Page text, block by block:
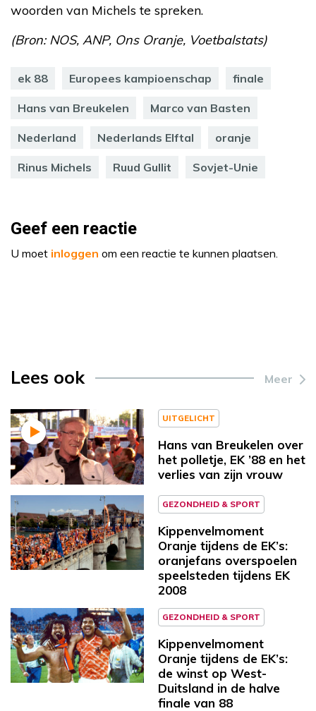
woorden van Michels te spreken.
(Bron: NOS, ANP, Ons Oranje, Voetbalstats)
ek 88 Europees kampioenschap finale
Hans van Breukelen Marco van Basten
Nederland Nederlands Elftal oranje
Rinus Michels Ruud Gullit Sovjet-Unie
Geef een reactie
U moet inloggen om een reactie te kunnen plaatsen.
Lees ook Meer
UITGELICHT
Hans van Breukelen over
het polletje, EK ’88 en het
verlies van zijn vrouw
GEZONDHEID & SPORT
Kippenvelmoment
Oranje tijdens de EK’s:
oranjefans overspoelen
speelsteden tijdens EK
2008
GEZONDHEID & SPORT
Kippenvelmoment
Oranje tijdens de EK’s:
de winst op West-
Duitsland in de halve
finale van 88